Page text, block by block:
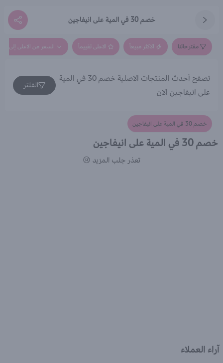
خصم 30 في المية على انيفاجين
مقترحاتنا الاكثر مبيعاً الاعلى تقييماً السعر من الاعلى إلى
تصفح أحدث المنتجات الاصلية خصم 30 في المية
على انيفاجين الان
الفلتر
خصم 30 في المية على انيفاجين
خصم 30 في المية على انيفاجين
تعذر جلب المزيد 😢
آراء العملاء